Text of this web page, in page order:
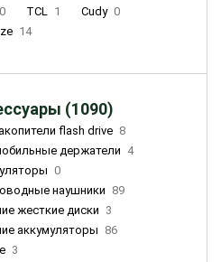
0 TCL 1 Cudy 0
14
(1090)
flash drive 8
держатели 4
0
наушники
89
жесткие диски 3
аккумуляторы 86
3